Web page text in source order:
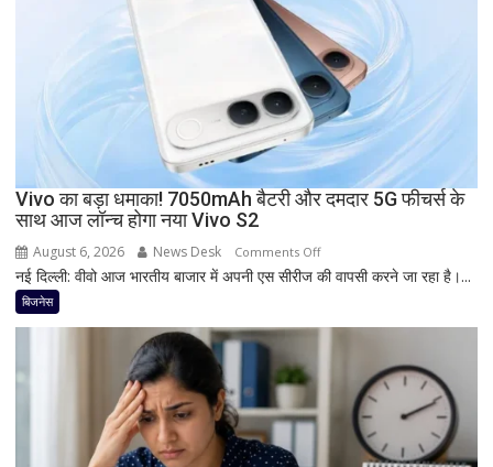
दस्तक!
8000mAh
बैटरी,
7-
इंच
डिस्प्ले
और
Snapdragon
मचेगी
Vivo का बड़ा धमाका! 7050mAh बैटरी और दमदार 5G फीचर्स के
साथ आज लॉन्च होगा नया Vivo S2
August 6, 2026 News Desk Comments Offon
Vivo
बड़ा
7050mAh
नई दिल्ली: वीवो आज भारतीय बाजार में अपनी एस सीरीज की वापसी करने जा रहा है।...
बिजनेस